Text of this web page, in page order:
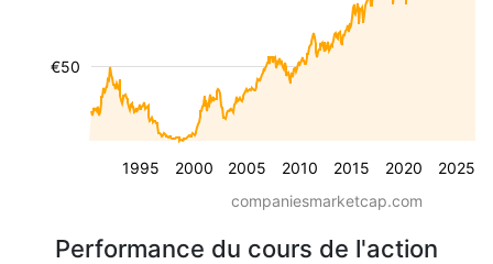
1995 2000 2005 2010 2015 2020 2025
€50
companiesmarketcap.com
Performance du cours de l'action